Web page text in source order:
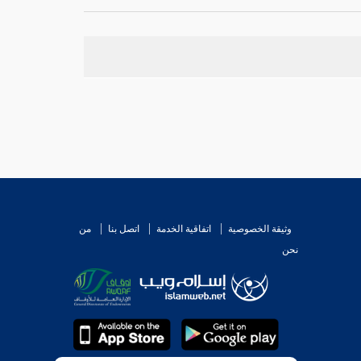
مقصوده أم لا ؟ بخلاف المشاطرة ; فإنهما يشتركان
بذر هذا كما في المضاربة .
وثيقة الخصوصية اتفاقية الخدمة اتصل بنا
من
نحن